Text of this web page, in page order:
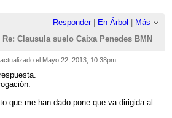
Responder| En Árbol
Más
Re: Clausula suelo Caixa Penedes BMN
el Mayo 22, 2013; 10:38pm
que me han dado pone que va dirigida al